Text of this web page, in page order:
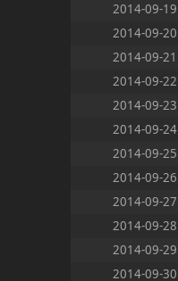
2014-09-19
2014-09-20
2014-09-21
2014-09-22
2014-09-23
2014-09-24
2014-09-25
2014-09-26
2014-09-27
2014-09-28
2014-09-29
2014-09-30